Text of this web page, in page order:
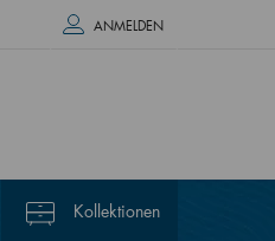
ANMELDEN
Kollektionen